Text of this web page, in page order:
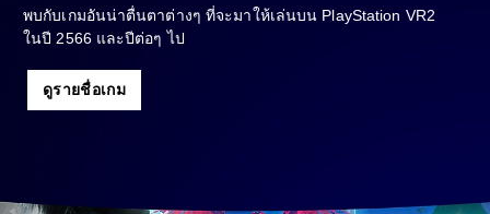
พบกับเกมอันน่าตื่นตาต่างๆ ที่จะมาให้เล่นบน PlayStation VR2
ในปี 2566 และปีต่อๆ ไป
ดูรายชื่อเกม